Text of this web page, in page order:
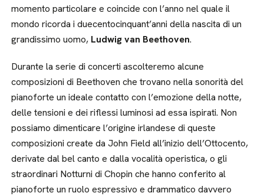
momento particolare e coincide con l’anno nel quale il
mondo ricorda i duecentocinquant’anni della nascita di un
grandissimo uomo, Ludwig van Beethoven.
Durante la serie di concerti ascolteremo alcune
composizioni di Beethoven che trovano nella sonorità del
pianoforte un ideale contatto con l’emozione della notte,
delle tensioni e dei riflessi luminosi ad essa ispirati. Non
possiamo dimenticare l’origine irlandese di queste
composizioni create da John Field all’inizio dell’Ottocento,
derivate dal bel canto e dalla vocalità operistica, o gli
straordinari Notturni di Chopin che hanno conferito al
pianoforte un ruolo espressivo e drammatico davvero